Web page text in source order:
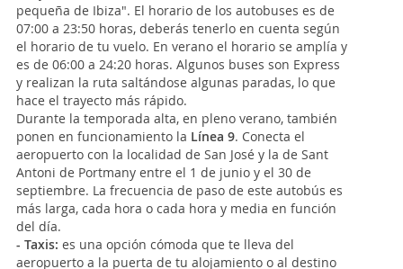
pequeña de Ibiza". El horario de los autobuses es de
07:00 a 23:50 horas, deberás tenerlo en cuenta según
el horario de tu vuelo. En verano el horario se amplía y
es de 06:00 a 24:20 horas. Algunos buses son Express
y realizan la ruta saltándose algunas paradas, lo que
hace el trayecto más rápido.
Durante la temporada alta, en pleno verano, también
ponen en funcionamiento la Línea 9. Conecta el
aeropuerto con la localidad de San José y la de Sant
Antoni de Portmany entre el 1 de junio y el 30 de
septiembre. La frecuencia de paso de este autobús es
más larga, cada hora o cada hora y media en función
del día.
- Taxis: es una opción cómoda que te lleva del
aeropuerto a la puerta de tu alojamiento o al destino